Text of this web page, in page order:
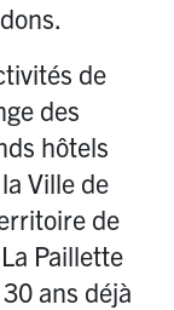
de
des
hôtels
Ville de
de
Paillette
ans déjà